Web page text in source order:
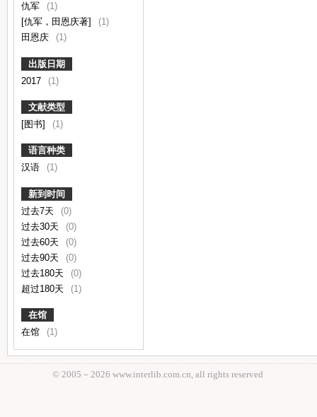
仇军
(1)
[仇军，田恩庆著]
(1)
田恩庆
(1)
出版日期
2017
(1)
文献类型
[图书]
(1)
语言种类
汉语
(1)
新到时间
过去7天
(0)
过去30天
(0)
过去60天
(0)
过去90天
(0)
过去180天
(0)
超过180天
(1)
在馆
在馆
(1)
© 2005－ 2026 www.interlib.com.cn, all rights reserved